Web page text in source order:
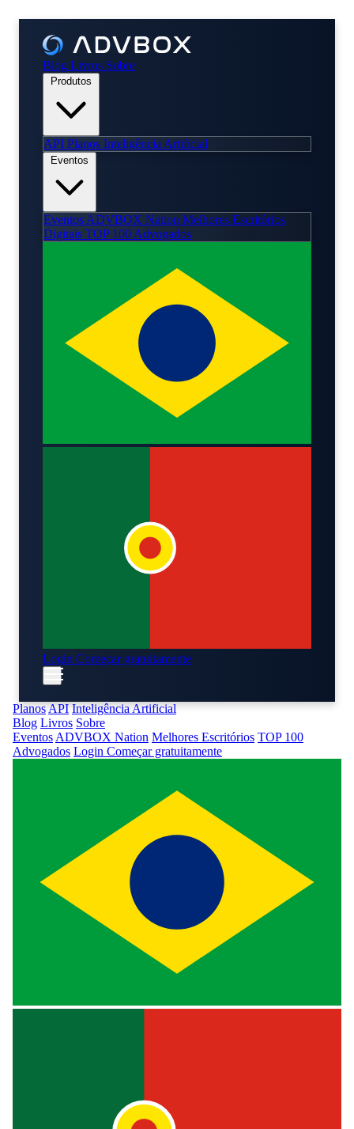
Blog Livros Sobre
Produtos
API Planos Inteligência Artificial
Eventos
Eventos ADVBOX Nation Melhores Escritórios
Digitais TOP 100 Advogados
Login Começar gratuitamente
PlanosAPI Inteligência Artificial
Blog Livros Sobre
Eventos ADVBOX Nation Melhores Escritórios TOP 100
Advogados Login Começar gratuitamente